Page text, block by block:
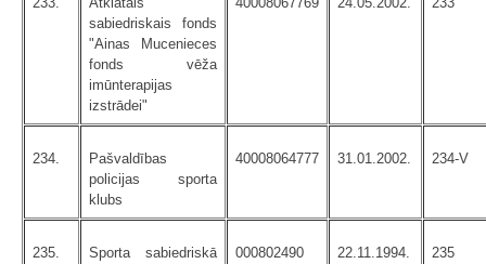
sabiedriskais fonds
"Ainas Mucenieces
fonds vēža
imūnterapijas
izstrādei"
234.
Pašvaldības
policijas sporta
klubs
40008064777 31.01.2002. 234-V
235.
Sporta sabiedriskā
000802490 22.11.1994. 235